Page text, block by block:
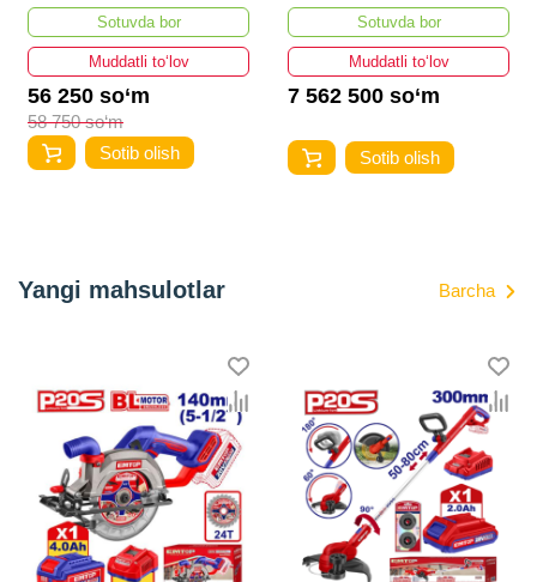
Sotuvda bor
Muddatli to‘lov
56 250 so‘m
58 750 so‘m
Sotib olish
Sotuvda bor
Muddatli to‘lov
7 562 500 so‘m
Sotib olish
Yangi mahsulotlar Barcha